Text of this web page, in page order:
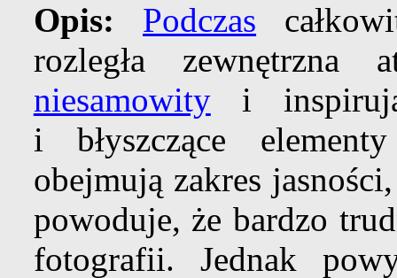
Opis:
Podczas
rozległa
niesamowityi
i błyszczące
obejmują zakres
powoduje, że bardzo
fotografii. Jednak